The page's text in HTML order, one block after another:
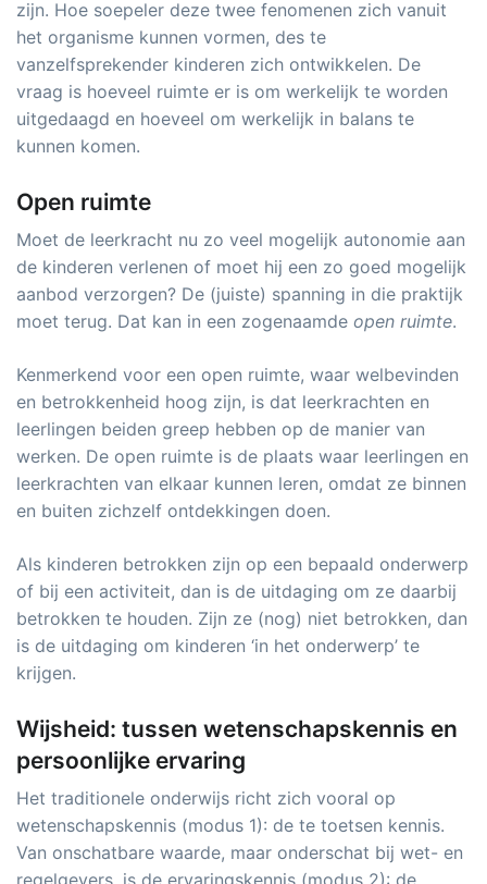
zijn. Hoe soepeler deze twee fenomenen zich vanuit
het organisme kunnen vormen, des te
vanzelfsprekender kinderen zich ontwikkelen. De
vraag is hoeveel ruimte er is om werkelijk te worden
uitgedaagd en hoeveel om werkelijk in balans te
kunnen komen.
Open ruimte
Moet de leerkracht nu zo veel mogelijk autonomie aan
de kinderen verlenen of moet hij een zo goed mogelijk
aanbod verzorgen? De (juiste) spanning in die praktijk
moet terug. Dat kan in een zogenaamde open ruimte.
Kenmerkend voor een open ruimte, waar welbevinden
en betrokkenheid hoog zijn, is dat leerkrachten en
leerlingen beiden greep hebben op de manier van
werken. De open ruimte is de plaats waar leerlingen en
leerkrachten van elkaar kunnen leren, omdat ze binnen
en buiten zichzelf ontdekkingen doen.
Als kinderen betrokken zijn op een bepaald onderwerp
of bij een activiteit, dan is de uitdaging om ze daarbij
betrokken te houden. Zijn ze (nog) niet betrokken, dan
is de uitdaging om kinderen ‘in het onderwerp’ te
krijgen.
Wijsheid: tussen wetenschapskennis en
persoonlijke ervaring
Het traditionele onderwijs richt zich vooral op
wetenschapskennis (modus 1): de te toetsen kennis.
Van onschatbare waarde, maar onderschat bij wet- en
regelgevers, is de ervaringskennis (modus 2): de